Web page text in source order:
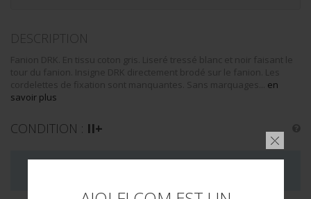
DESCRIPTION
Fanion DRK. En tissu coton gris. Liseré tressé blanc et noir faisant le
tour du fanion. Insigne DRK directement brodé sur le fanion. Les
cordelettes de fixation sont manquantes. Sans marquages... en
savoir plus
CONDITION : II+